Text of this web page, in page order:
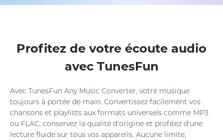
Profitez de votre écoute audio
avec TunesFun
Avec TunesFun Any Music Converter, votre musique
toujours à portée de main. Convertissez facilement vos
chansons et playlists aux formats universels comme MP3
ou FLAC, conservez la qualité d'origine et profitez d'une
lecture fluide sur tous vos appareils. Aucune limite,